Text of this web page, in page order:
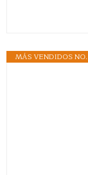
MÁS VENDIDOS